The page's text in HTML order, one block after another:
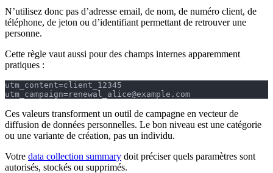
N’utilisez donc pas d’adresse email, de nom, de numéro client, de
téléphone, de jeton ou d’identifiant permettant de retrouver une
personne.
Cette règle vaut aussi pour des champs internes apparemment
pratiques :
utm_content=client_12345
utm_campaign=renewal_alice@example.com
Ces valeurs transforment un outil de campagne en vecteur de
diffusion de données personnelles. Le bon niveau est une catégorie
ou une variante de création, pas un individu.
Votre data collection summary doit préciser quels paramètres sont
autorisés, stockés ou supprimés.